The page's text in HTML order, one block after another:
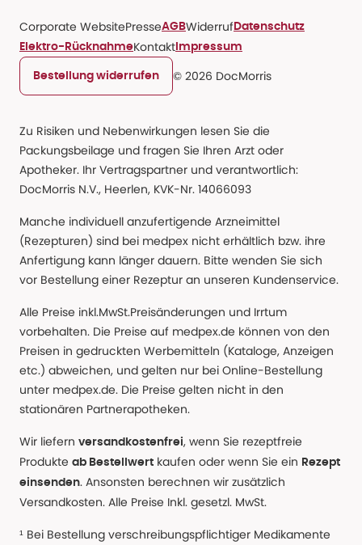
Corporate WebsitePresseAGBWiderruf Datenschutz
Elektro-RücknahmeKontakt Impressum
Bestellung widerrufen © 2026 DocMorris
Zu Risiken und Nebenwirkungen lesen Sie die
Packungsbeilage und fragen Sie Ihren Arzt oder
Apotheker. Ihr Vertragspartner und verantwortlich:
DocMorris N.V., Heerlen, KVK-Nr. 14066093
Manche individuell anzufertigende Arzneimittel
(Rezepturen) sind bei medpex nicht erhältlich bzw. ihre
Anfertigung kann länger dauern. Bitte wenden Sie sich
vor Bestellung einer Rezeptur an unseren Kundenservice.
Alle Preise inkl.MwSt.Preisänderungen und Irrtum
vorbehalten. Die Preise auf medpex.de können von den
Preisen in gedruckten Werbemitteln (Kataloge, Anzeigen
etc.) abweichen, und gelten nur bei Online-Bestellung
unter medpex.de. Die Preise gelten nicht in den
stationären Partnerapotheken.
Wir liefern versandkostenfrei, wenn Sie rezeptfreie
Produkte ab Bestellwert kaufen oder wenn Sie ein Rezept
einsenden. Ansonsten berechnen wir zusätzlich
Versandkosten. Alle Preise Inkl. gesetzl. MwSt.
¹ Bei Bestellung verschreibungspflichtiger Medikamente